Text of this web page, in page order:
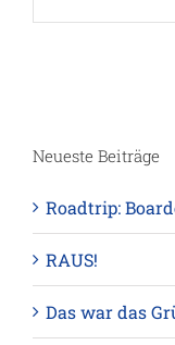
Neueste Beiträge
Roadtrip:
RAUS!
Das war das